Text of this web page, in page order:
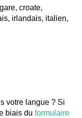
croate,
irlandais, italien,
votre langue ? Si
biais du formulaire